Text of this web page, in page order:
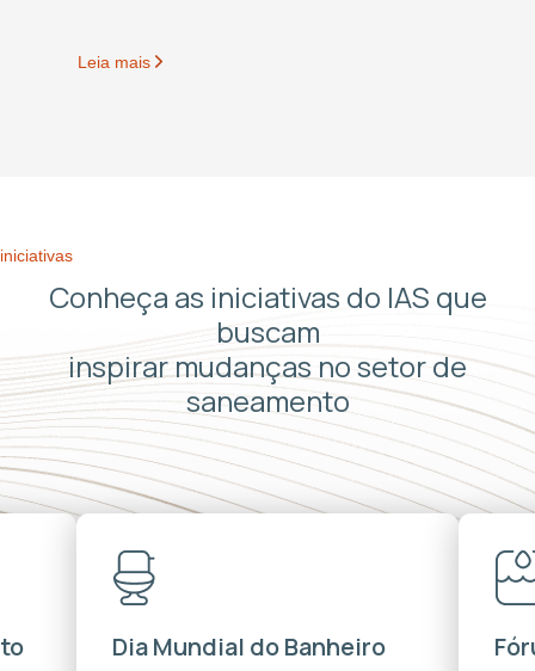
Leia mais
iniciativas
Conheça as iniciativas do IAS que
buscam
inspirar mudanças no setor de
saneamento
Dia Mundial do Banheiro